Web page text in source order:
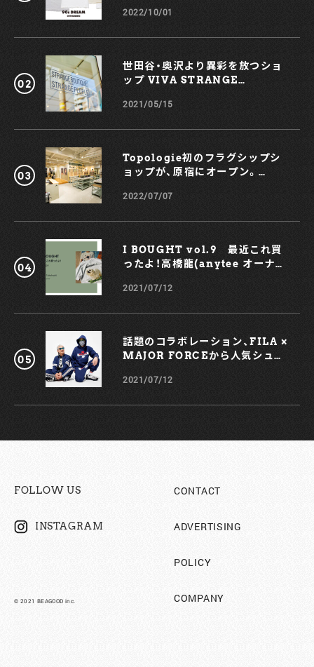
2022/10/01
世田谷・奥沢より異彩を放つショ
ップ VIVA STRANGE
2021/05/15
Topologie初のフラグシップシ
ョップが、原宿にオープン。
も！
2022/07/07
I BOUGHT vol.9 最近これ買
ったよ！高橋龍(anytee オーナ
2021/07/12
話題のコラボレーション、FILA ×
MAJOR FORCEから人気シュー
2021/07/12
FOLLOW US
INSTAGRAM
CONTACT
ADVERTISING
POLICY
COMPANY
©︎ 2021 BEAGOOD inc.